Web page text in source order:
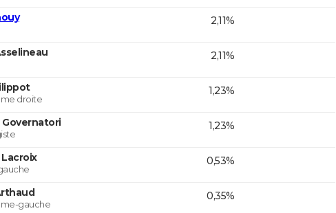
2,11%
2,11%
droite
1,23%
Governatori 1,23%
0,53%
gauche
0,35%